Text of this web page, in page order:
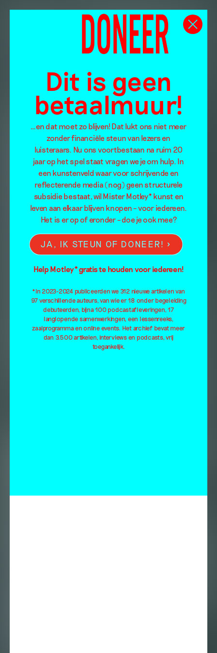
Dit is geen
betaalmuur!
…en dat moet zo blijven! Dat lukt ons niet meer
zonder financiële steun van lezers en
luisteraars. Nu ons voortbestaan na ruim 20
jaar op het spel staat vragen we je om hulp. In
een kunstenveld waar voor schrijvende en
reflecterende media (nog) geen structurele
subsidie bestaat, wil Mister Motley* kunst en
leven aan elkaar blijven knopen – voor iedereen.
Het is er op of eronder – doe je ook mee?
JA, IK STEUN OF DONEER!
Help Motley* gratis te houden voor iedereen!
*In 2023-2024 publiceerden we 312 nieuwe artikelen van
97 verschillende auteurs, van wie er 18 onder begeleiding
debuteerden, bijna 100 podcastafleveringen, 17
langlopende samenwerkingen, een lessenreeks,
zaalprogramma en online events. Het archief bevat meer
dan 3.500 artikelen, interviews en podcasts, vrij
toegankelijk.